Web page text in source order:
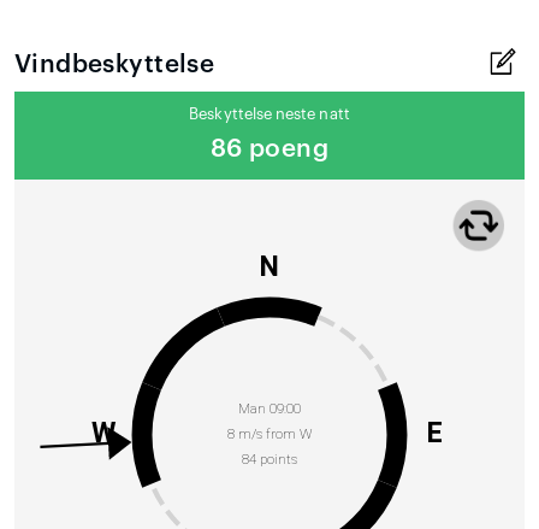
Vindbeskyttelse
Beskyttelse neste natt
86 poeng
Man 09:00
8 m/s from W
84 points
N
E
W